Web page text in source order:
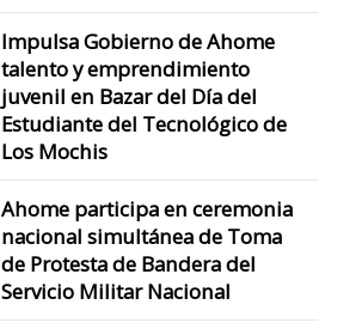
Impulsa Gobierno de Ahome
talento y emprendimiento
juvenil en Bazar del Día del
Estudiante del Tecnológico de
Los Mochis
Ahome participa en ceremonia
nacional simultánea de Toma
de Protesta de Bandera del
Servicio Militar Nacional